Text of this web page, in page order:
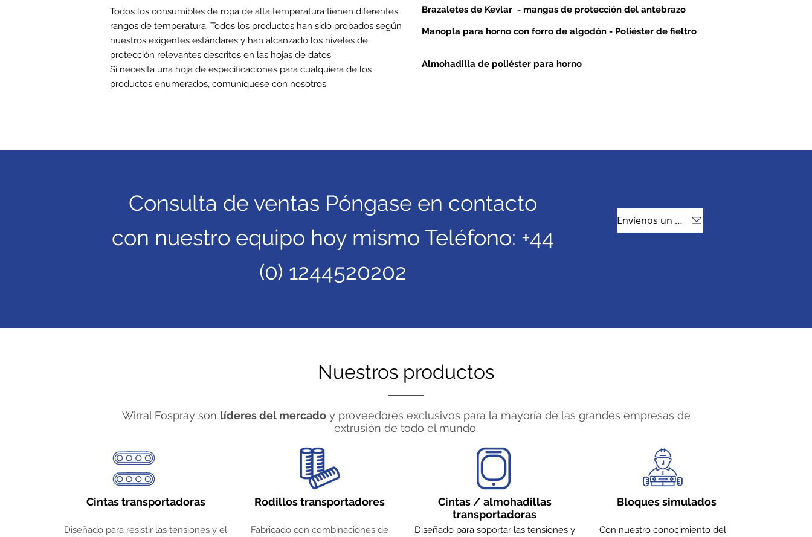
Todos los consumibles de ropa de alta temperatura tienen diferentes
rangos de temperatura. Todos los productos han sido probados según
nuestros exigentes estándares y han alcanzado los niveles de
protección relevantes descritos en las hojas de datos.
Si necesita una hoja de especificaciones para cualquiera de los
productos enumerados, comuníquese con nosotros.
Brazaletes de Kevlar - mangas de protección del antebrazo
Manopla para horno con forro de algodón - Poliéster de fieltro
Almohadilla de poliéster para horno
Consulta de ventas Póngase en contacto
con nuestro equipo hoy mismo Teléfono: +44
(0) 1244520202
Envíenos un correo electrónico
Nuestros productos
Wirral Fospray son líderes del mercadoy proveedores exclusivos para la mayoría de las grandes empresas de
extrusión de todo el mundo.
Cintas transportadoras
Diseñado para resistir las tensiones y el
Rodillos transportadores
Fabricado con combinaciones de
Cintas / almohadillas
transportadoras
Diseñado para soportar las tensiones y
Bloques simulados
Con nuestro conocimiento del